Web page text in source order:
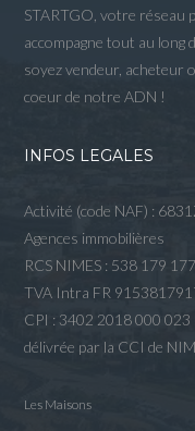
STARTGO, votre réseau
accompagne tout au long
soyez vendeur, acheteur
coeur de notre ADN !
INFOS LEGALES
Activité (code NAF) :
Agences immobilières
RCS NIMES : 538 179 177
TVA Intra FR
CPI : 3402 2018 000 023
délivrée par la CCI de
Les Maisons